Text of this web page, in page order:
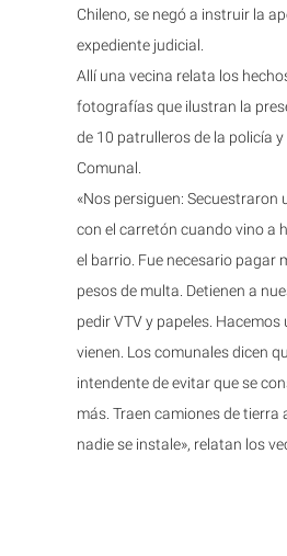
Chileno, se negó a instruir la
expediente judicial.
Allí una vecina relata los
fotografías que ilustran la
de 10 patrulleros de la policía
Comunal.
«Nos persiguen: Secuestraron
con el carretón cuando vino a
el barrio. Fue necesario pagar
pesos de multa. Detienen a
pedir VTV y papeles. Hacemos
vienen. Los comunales dicen
intendente de evitar que se
más. Traen camiones de tierra
nadie se instale», relatan los